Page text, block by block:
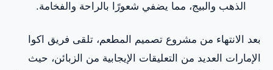
الذهب والبيج، مما يضفي شعورًا بالراحة والفخامة.
بعد الانتهاء من مشروع تصميم المطعم، تلقى فريق اكوا
الإمارات العديد من التعليقات الإيجابية من الزبائن، حيث